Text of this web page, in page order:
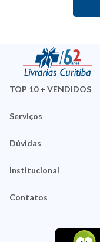
TOP 10 + VENDIDOS
Serviços
Dúvidas
Institucional
Contatos